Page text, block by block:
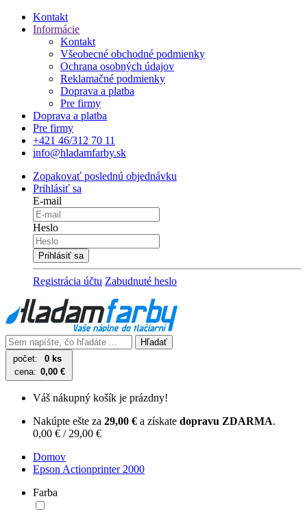
Kontakt
Informácie
Kontakt
Všeobecné obchodné podmienky
Ochrana osobných údajov
Reklamačné podmienky
Doprava a platba
Pre firmy
Doprava a platba
Pre firmy
+421 46/312 70 11
info@hladamfarby.sk
Zopakovať poslednú objednávku
Prihlásiť sa
E-mail
Heslo
Registrácia účtu Zabudnuté heslo
Hľadať
počet:
0 ks
cena: 0,00 €
Váš nákupný košík je prázdny!
Nakúpte ešte za 29,00 € a získate dopravu ZDARMA.
0,00 € / 29,00 €
Domov
Epson Actionprinter 2000
Farba